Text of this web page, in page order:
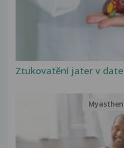
Ztukovatění jater v